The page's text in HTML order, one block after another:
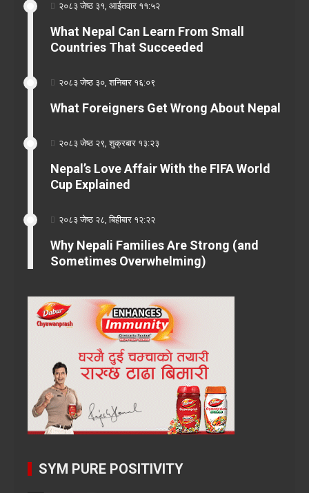
२०८३ जेष्ठ ३१, आईतवार ११:५२
What Nepal Can Learn From Small
Countries That Succeeded
२०८३ जेष्ठ ३०, शनिबार १६:०९
What Foreigners Get Wrong About Nepal
२०८३ जेष्ठ २९, शुक्रबार १३:२३
Nepal’s Love Affair With the FIFA World
Cup Explained
२०८३ जेष्ठ २८, बिहीबार १२:२२
Why Nepali Families Are Strong (and
Sometimes Overwhelming)
SYM PURE POSITIVITY